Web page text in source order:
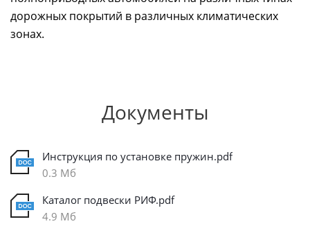
дорожных покрытий в различных климатических
зонах.
Документы
Инструкция по установке пружин.pdf
0.3 Мб
Каталог подвески РИФ.pdf
4.9 Мб